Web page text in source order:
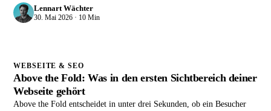
Lennart Wächter
30. Mai 2026 · 10 Min
WEBSEITE & SEO
Above the Fold: Was in den ersten Sichtbereich deiner
Webseite gehört
Above the Fold entscheidet in unter drei Sekunden, ob ein Besucher